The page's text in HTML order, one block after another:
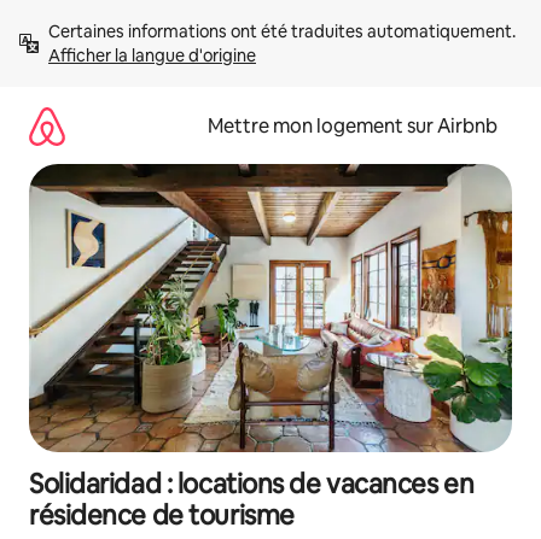
directement
Afficher la langue d'origine
Mettre mon logement sur Airbnb
Solidaridad : locations de vacances en
résidence de tourisme